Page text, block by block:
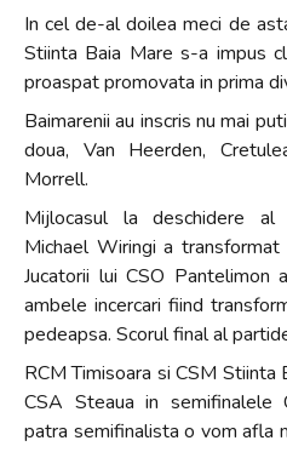
In cel de-al doilea meci de
Stiinta Baia Mare s-a impus
proaspat promovata in prima
Baimarenii au inscris nu mai
doua, Van Heerden,
Morrell.
Mijlocasul la deschidere al
Michael Wiringi a
Jucatorii lui CSO Pantelimon
ambele incercari fiind
pedeapsa. Scorul final al
RCM Timisoara si CSM Stiinta
CSA Steaua in semifinalele
patra semifinalista o vom afla